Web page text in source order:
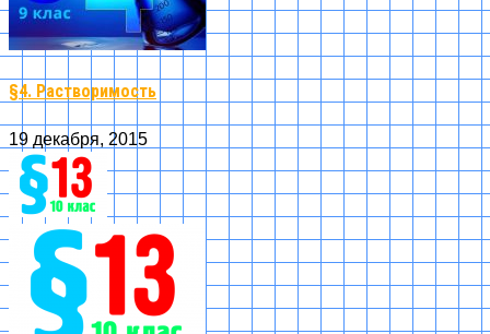
§4. Растворимость
19 декабря, 2015